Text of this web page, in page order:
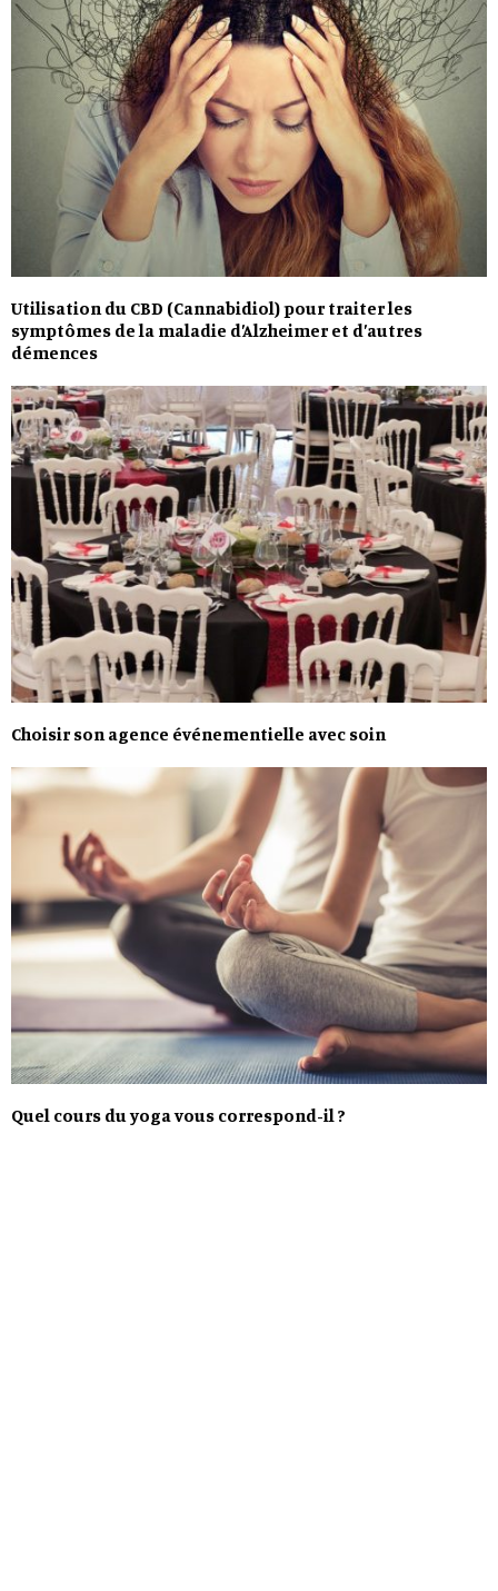
Utilisation du CBD (Cannabidiol) pour traiter les
symptômes de la maladie d’Alzheimer et d’autres
démences
Choisir son agence événementielle avec soin
Quel cours du yoga vous correspond-il ?